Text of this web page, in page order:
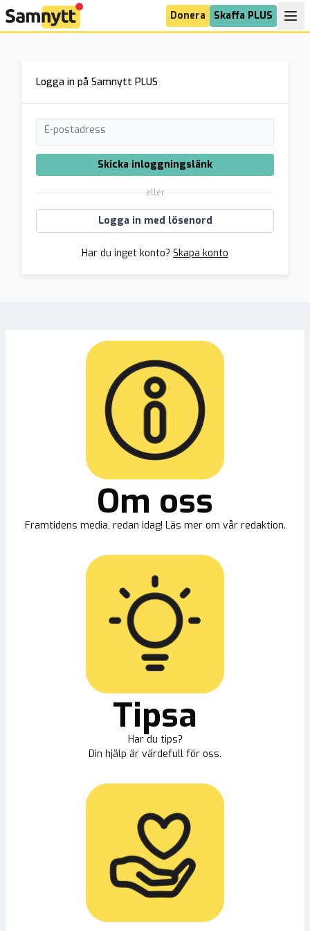
Donera Skaffa PLUS
Logga in på Samnytt PLUS
E-postadress
Skicka inloggningslänk
eller
Logga in med lösenord
Har du inget konto? Skapa konto
Om oss
Framtidens media, redan idag! Läs mer om vår redaktion.
Tipsa
Har du tips?
Din hjälp är värdefull för oss.